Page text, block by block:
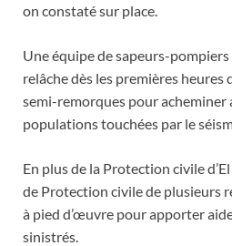
on constaté sur place.
Une équipe de sapeurs-pompiers
relâche dès les premières heures
semi-remorques pour acheminer
populations touchées par le
En plus de la Protection civile
de Protection civile de plusieurs
à pied d’œuvre pour apporter
sinistrés.